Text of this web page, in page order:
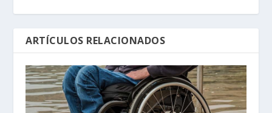
ARTÍCULOS RELACIONADOS